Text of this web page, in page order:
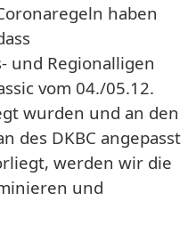
haben
und Regionalligen
vom 04./05.12.
wurden und an den
des DKBC angepasst
werden wir die
und